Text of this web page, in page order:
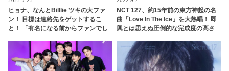
ヒョナ、なんとBilllie ツキの大ファ
ン！ 目標は連絡先をゲットするこ
と！ 「有名になる前からファンでし
NCT 127、約15年前の東方神起の名
曲「Love In The Ice」を大熱唱！ 即
興とは思えぬ圧倒的な完成度の高さ
の声続々